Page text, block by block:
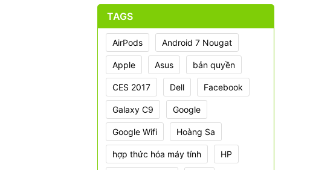
TAGS
AirPods Android 7 Nougat
Apple Asus bản quyền
CES 2017 Dell Facebook
Galaxy C9 Google
Google Wifi Hoàng Sa
hợp thức hóa máy tính HP